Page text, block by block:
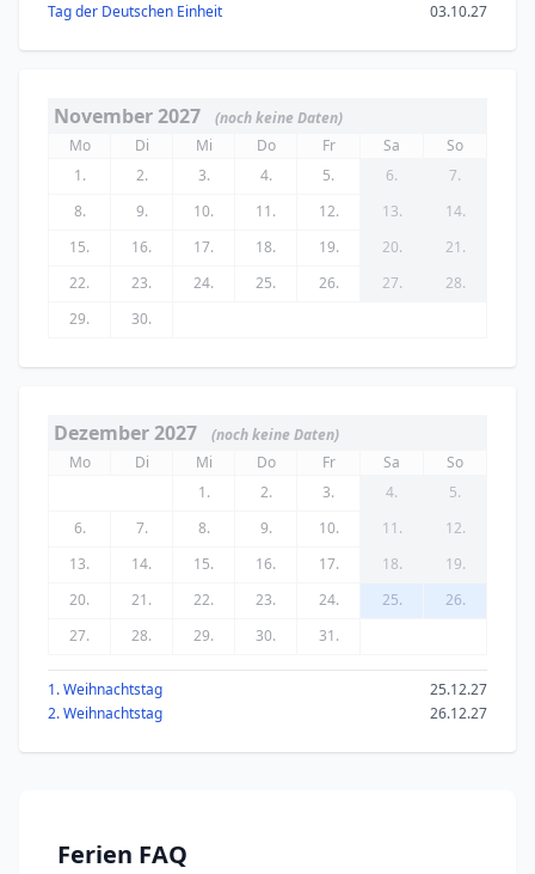
Tag der Deutschen Einheit 03.10.27
November 2027
(noch keine Daten)
Mo
Di Mi Do Fr Sa
So
1.
2. 3. 4. 5. 6.
7.
8.
9. 10. 11. 12. 13.
14.
15.
16. 17. 18. 19. 20.
21.
22.
23. 24. 25. 26. 27.
28.
29.
30.
Dezember 2027
(noch keine Daten)
Mo
Di Mi Do Fr Sa
So
1.
2. 3. 4.
5.
6.
7. 8. 9. 10. 11.
12.
13.
14. 15. 16. 17. 18.
19.
20.
21. 22. 23. 24. 25.
26.
27.
28. 29. 30. 31.
1. Weihnachtstag
25.12.27
2. Weihnachtstag
26.12.27
Ferien FAQ